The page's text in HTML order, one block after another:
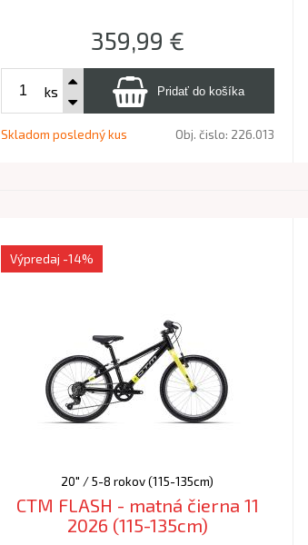
359,99 €
ks
Skladom posledný kus Obj. čislo: 226.013
20" / 5-8 rokov (115-135cm)
CTM FLASH - matná čierna 11
2026 (115-135cm)
Výpredaj -14%